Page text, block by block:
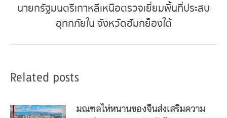
post:
นายกรัฐมนตรีเกาหลีเหนือตรวจเยี่ยมพื้นที่ประสบ
อุทกภัยใน จังหวัดฮัมกย็องใต้
Related posts
มณฑลไห่หนานของจีนส่งเสริมความ